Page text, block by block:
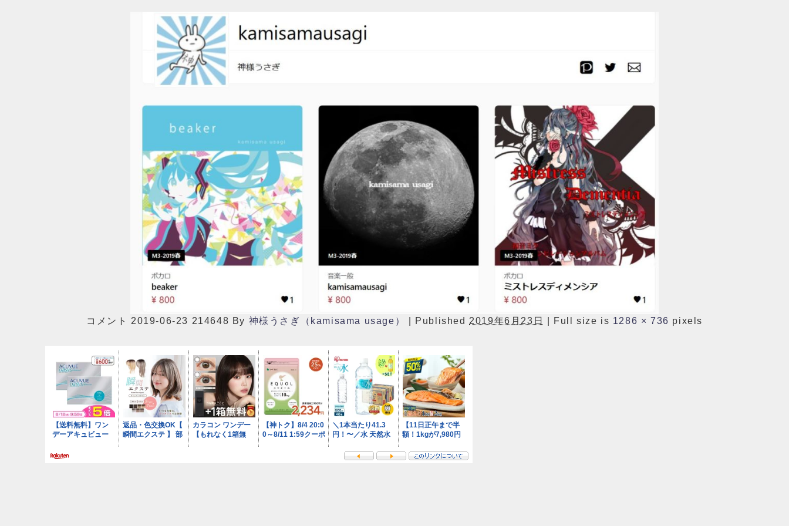
コメント 2019-06-23 214648 By 神様うさぎ（kamisama usage） Published 2019年6月23日 Full size is 1286 × 736 pixels